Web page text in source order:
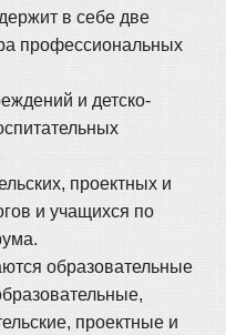
в себе две
профессиональных
и детско-
проектных и
и учащихся по
образовательные
проектные и